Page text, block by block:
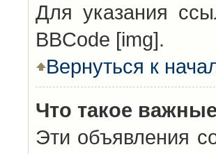
Для указания
BBCode [img].
Вернуться к
Что такое
Эти объявления